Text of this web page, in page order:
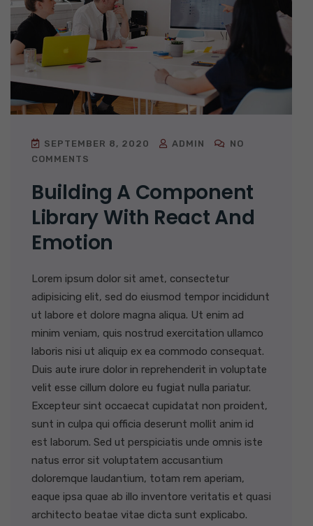
SEPTEMBER 8, 2020 ADMIN
NO
COMMENTS
Building A Component
Library With React And
Emotion
Lorem ipsum dolor sit amet, consectetur
adipisicing elit, sed do eiusmod tempor incididunt
ut labore et dolore magna aliqua. Ut enim ad
minim veniam, quis nostrud exercitation ullamco
laboris nisi ut aliquip ex ea commodo consequat.
Duis aute irure dolor in reprehenderit in voluptate
velit esse cillum dolore eu fugiat nulla pariatur.
Excepteur sint occaecat cupidatat non proident,
sunt in culpa qui officia deserunt mollit anim id
est laborum. Sed ut perspiciatis unde omnis iste
natus error sit voluptatem accusantium
doloremque laudantium, totam rem aperiam,
eaque ipsa quae ab illo inventore veritatis et quasi
architecto beatae vitae dicta sunt explicabo.